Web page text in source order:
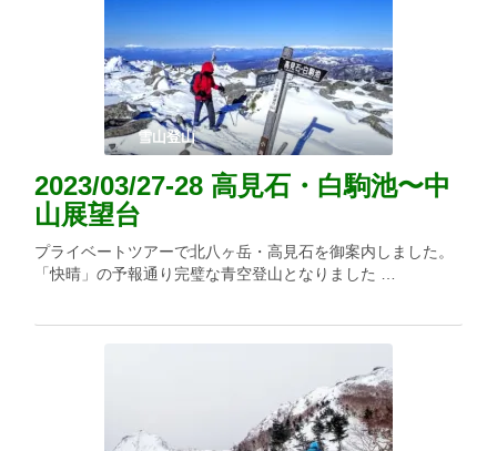
雪山登山
2023/03/27-28 高見石・白駒池〜中
山展望台
プライベートツアーで北八ヶ岳・高見石を御案内しました。
「快晴」の予報通り完璧な青空登山となりました …